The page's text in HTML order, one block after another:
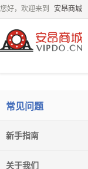
您好，欢迎来到 安昂商城
常见问题
新手指南
关于我们